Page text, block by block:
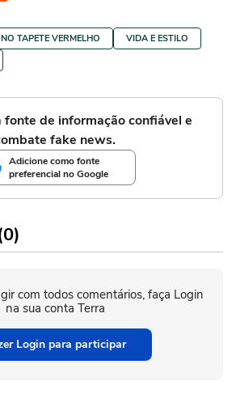
TAPETE VERMELHO
VIDA E ESTILO
fonte de informação confiável e
fake news.
Adicione como fonte
preferencial no Google
com todos comentários, faça Login
na sua conta Terra
Login para participar